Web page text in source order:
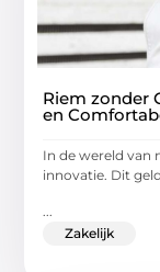
Riem zonder
en
In de wereld van
innovatie. Dit
Zakelijk